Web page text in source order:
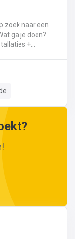
met
zoek naar een
+
gaan
je nog vragen